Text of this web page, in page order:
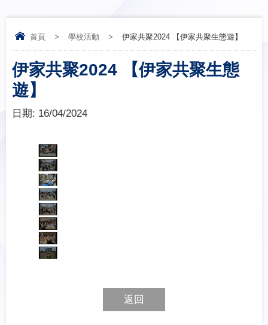
首頁 > 學校活動 > 伊家共聚2024 【伊家共聚生態遊】
伊家共聚2024 【伊家共聚生態
遊】
日期: 16/04/2024
返回